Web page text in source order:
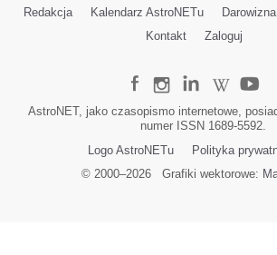
Redakcja Kalendarz AstroNETu Darowizna
Kontakt
Zaloguj
AstroNET, jako czasopismo internetowe,
numer ISSN 1689-5592.
Logo AstroNETu
Polityka
© 2000–2026Grafiki wektorowe: